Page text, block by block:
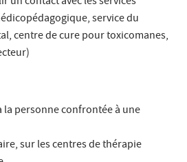
service du
centre de cure pour toxicomanes,
personne confrontée à une
sur les centres de thérapie